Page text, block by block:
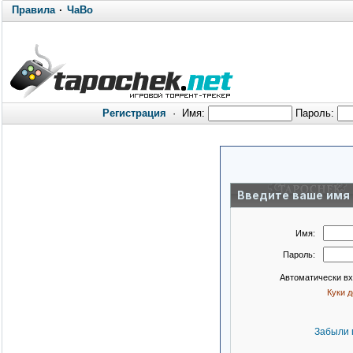
Правила· ЧаВо
Регистрация · Имя: Пароль:
Введите ваше имя
Имя:
Пароль:
Автоматически
Куки
Забыли